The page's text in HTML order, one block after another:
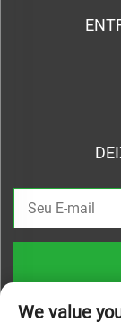
We value